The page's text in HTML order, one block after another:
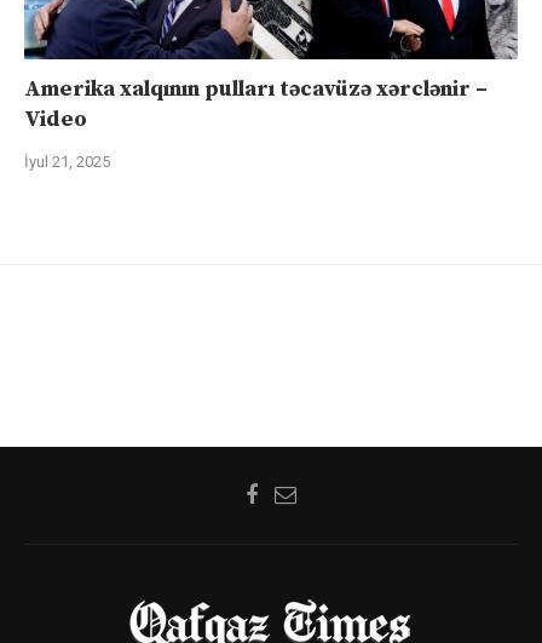
Amerika xalqının pulları təcavüzə xərclənir –
Video
İyul 21, 2025